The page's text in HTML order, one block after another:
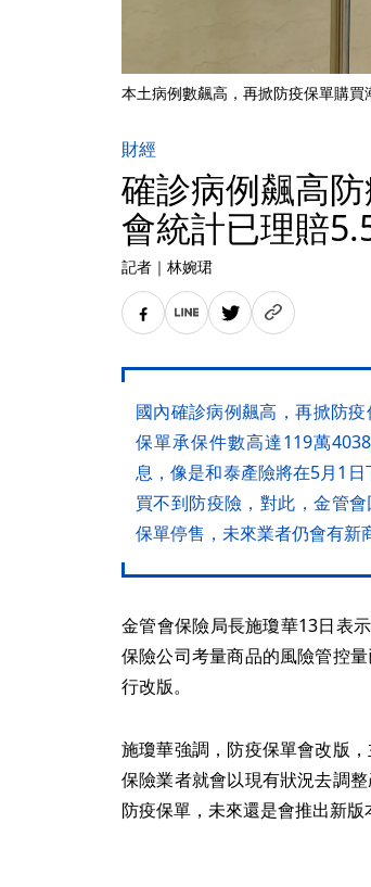
本土病例數飆高，再掀防疫保單購買
財經
確診病例飆高
會統計已理賠
記者 ｜ 林婉珺
國內確診病例飆高，再掀防
保單承保件數高達119萬
息，像是和泰產險將在5月1
買不到防疫險，對此，金管
保單停售，未來業者仍會有新
金管會保險局長施瓊華13日表
保險公司考量商品的風險管控
行改版。
施瓊華強調，防疫保單會改版
保險業者就會以現有狀況去調
防疫保單，未來還是會推出新版